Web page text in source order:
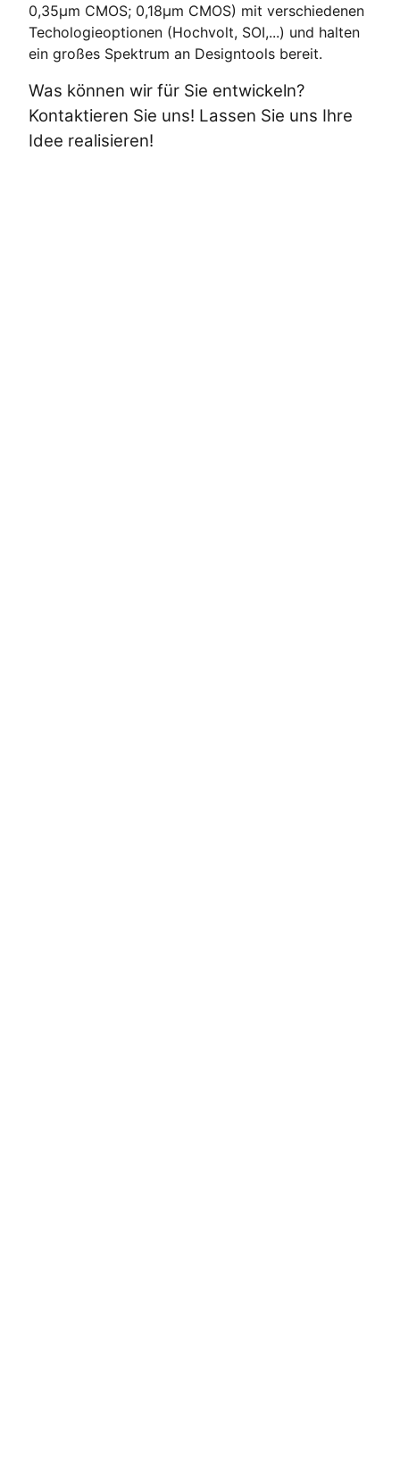
0,35µm CMOS; 0,18µm CMOS) mit verschiedenen
Techologieoptionen (Hochvolt, SOI,...) und halten
ein großes Spektrum an Designtools bereit.
Was können wir für Sie entwickeln?
Kontaktieren Sie uns! Lassen Sie uns Ihre
Idee realisieren!